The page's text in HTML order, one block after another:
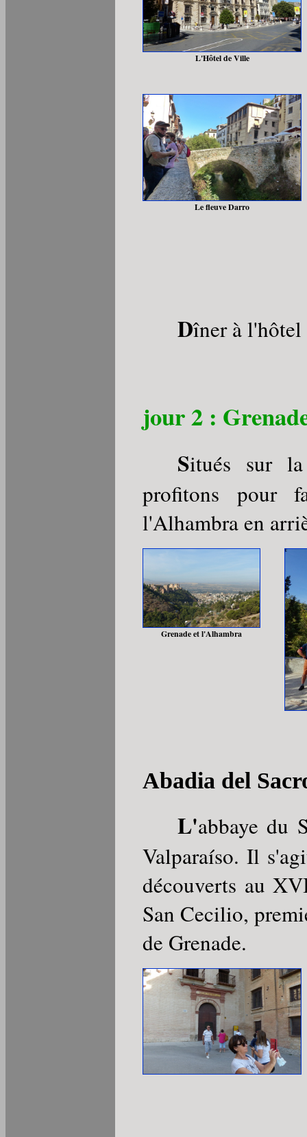
L'Hôtel de Ville
Le fleuve Darro
Dîner à l'hôtel
jour 2 :
Situés sur
profitons pour
l'Alhambra en
Grenade et l'Alhambra
Abadia del
L'abbaye du
Valparaíso. Il
découverts au
San Cecilio,
de Grenade.